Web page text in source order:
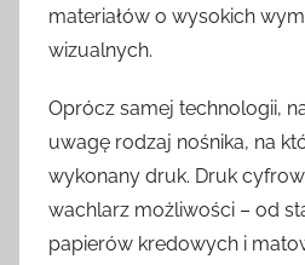
materiałów o wysokich
wizualnych.
Oprócz samej technologii,
uwagę rodzaj nośnika, na
wykonany druk. Druk
wachlarz możliwości – od
papierów kredowych i